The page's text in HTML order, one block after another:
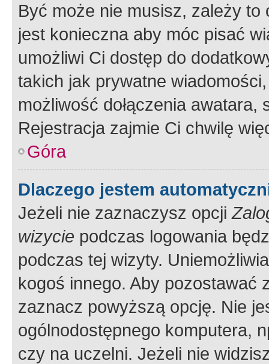
Być może nie musisz, zależy
jest konieczna aby móc pisać
umożliwi Ci dostęp do
takich jak prywatne
możliwość dołączenia
Rejestracja zajmie Ci chwilę
Góra
Dlaczego jestem
Jeżeli nie zaznaczysz opcji
wizycie podczas logowania
podczas tej wizyty.
kogoś innego. Aby pozostawać
zaznacz powyższą opcję. Nie
ogólnodostępnego komputera,
czy na uczelni. Jeżeli nie